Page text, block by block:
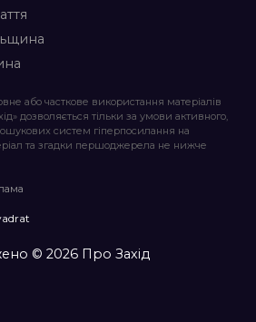
або часткове використання матеріалів
дозволяється тільки за умови активного,
систем гіперпосилання на
та згадки першоджерела не нижче
© 2026 Про Захід